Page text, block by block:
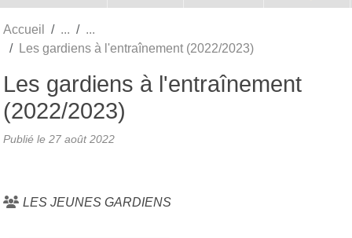
Accueil
Les gardiens à l'entraînement (2022/2023)
Les gardiens à l'entraînement
(2022/2023)
Publié le 27 août 2022
LES JEUNES GARDIENS